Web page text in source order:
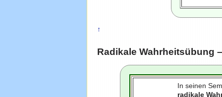
↑
Radikale Wahrheitsübung
In seinen
radikale